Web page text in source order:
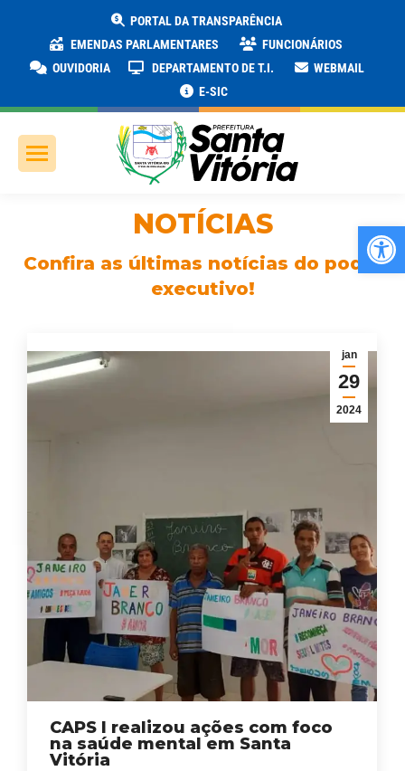
PORTAL DA TRANSPARÊNCIA
EMENDAS PARLAMENTARES
FUNCIONÁRIOS
OUVIDORIA
DEPARTAMENTO DE T.I.
WEBMAIL
E-SIC
NOTÍCIAS
Confira as últimas notícias do poder
executivo!
jan
29
2024
CAPS I realizou ações com foco
na saúde mental em Santa
Vitória